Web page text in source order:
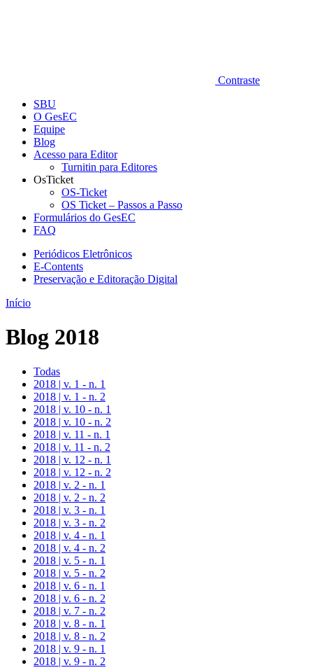
Contraste
SBU
O GesEC
Equipe
Blog
Acesso para Editor
Turnitin para Editores
OsTicket
OS-Ticket
OS Ticket – Passos a Passo
Formulários do GesEC
FAQ
Periódicos Eletrônicos
E-Contents
Preservação e Editoração Digital
Início
Blog 2018
Todas
2018 | v. 1 - n. 1
2018 | v. 1 - n. 2
2018 | v. 10 - n. 1
2018 | v. 10 - n. 2
2018 | v. 11 - n. 1
2018 | v. 11 - n. 2
2018 | v. 12 - n. 1
2018 | v. 12 - n. 2
2018 | v. 2 - n. 1
2018 | v. 2 - n. 2
2018 | v. 3 - n. 1
2018 | v. 3 - n. 2
2018 | v. 4 - n. 1
2018 | v. 4 - n. 2
2018 | v. 5 - n. 1
2018 | v. 5 - n. 2
2018 | v. 6 - n. 1
2018 | v. 6 - n. 2
2018 | v. 7 - n. 2
2018 | v. 8 - n. 1
2018 | v. 8 - n. 2
2018 | v. 9 - n. 1
2018 | v. 9 - n. 2